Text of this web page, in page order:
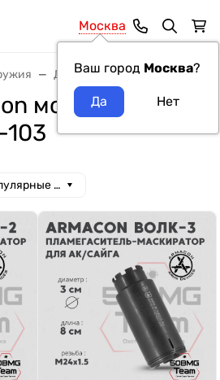
Москва
Ваш город Москва?
ДТК и Банки ДТК Armacon
модель
сначала